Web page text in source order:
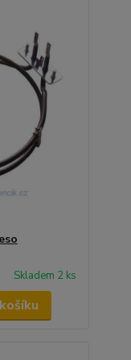
Skladem 2 ks